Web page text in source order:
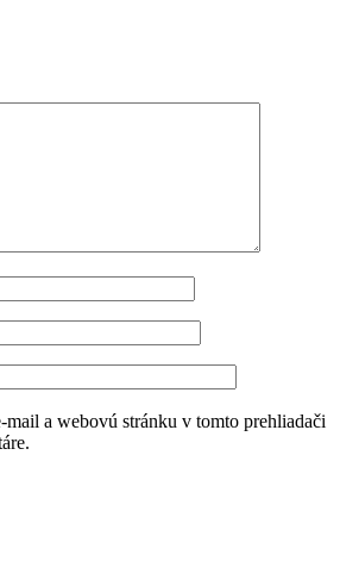
a webovú stránku v tomto prehliadači